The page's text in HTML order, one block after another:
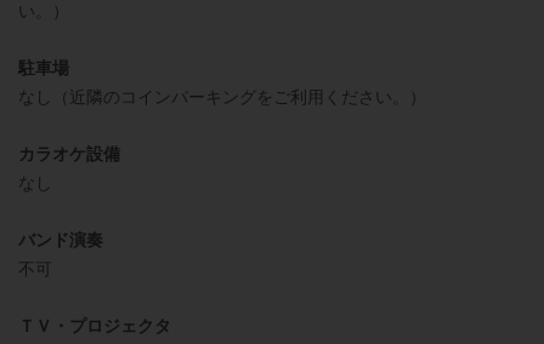
い。）
駐車場
なし（近隣のコインパーキングをご利用ください。）
カラオケ設備
なし
バンド演奏
不可
ＴＶ・プロジェクタ